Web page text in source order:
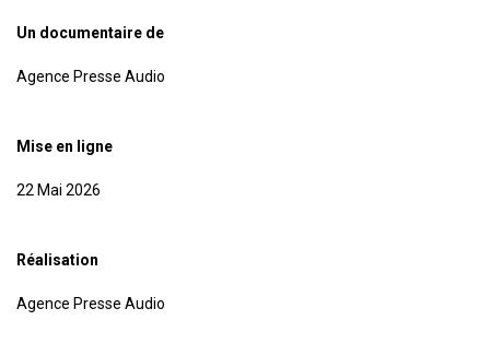
Un documentaire de
Agence Presse Audio
Mise en ligne
22 Mai 2026
Réalisation
Agence Presse Audio